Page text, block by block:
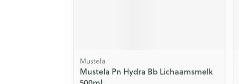
Mustela
Mustela Pn Hydra Bb Lichaamsmelk